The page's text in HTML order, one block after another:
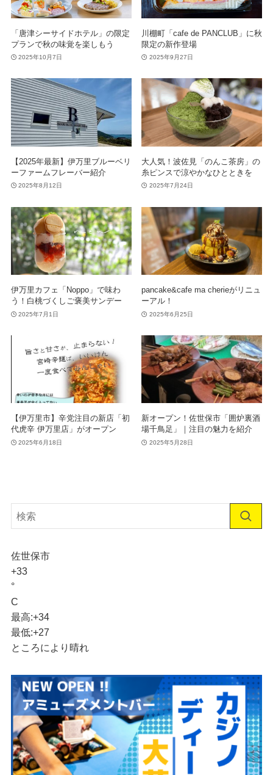
「唐津シーサイドホテル」の限定
プランで秋の味覚を楽しもう
2025年10月7日
川棚町「cafe de PANCLUB」に秋
限定の新作登場
2025年9月27日
【2025年最新】伊万里ブルーベリ
ーファームフレーバー紹介
2025年8月12日
大人気！波佐見「のんこ茶房」の
糸ピンスで涼やかなひとときを
2025年7月24日
伊万里カフェ「Noppo」で味わ
う！白桃づくしご褒美サンデー
2025年7月1日
pancake&cafe ma cherieがリニュ
ーアル！
2025年6月25日
【伊万里市】辛党注目の新店「初
代虎辛 伊万里店」がオープン
2025年6月18日
新オープン！佐世保市「囲炉裏酒
場千鳥足」｜注目の魅力を紹介
2025年5月28日
佐世保市
+33
°
C
最高:+34
最低:+27
ところにより晴れ